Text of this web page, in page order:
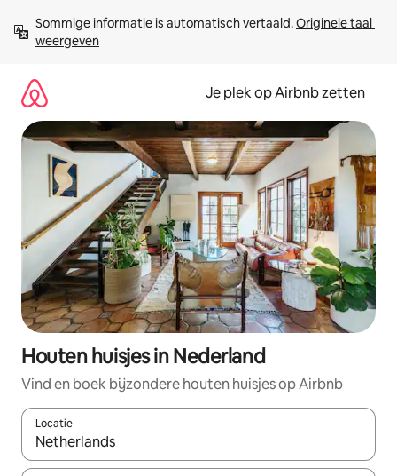
direct
naar
Sommige informatie is automatisch vertaald. Originele taal
weergeven
Je plek op Airbnb zetten
Houten huisjes in Nederland
Vind en boek bijzondere houten huisjes op Airbnb
Locatie
Wanneer er resultaten beschikbaar zijn, maak je een keuze